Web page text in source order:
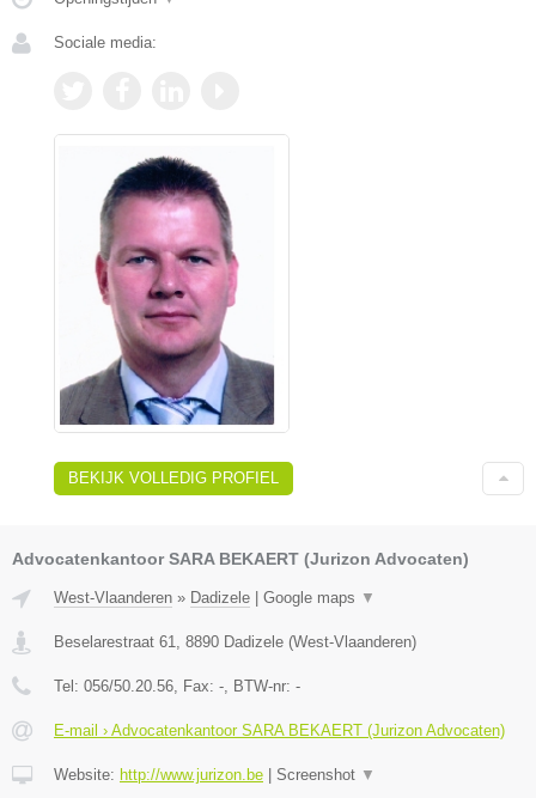
Sociale media:
BEKIJK VOLLEDIG PROFIEL
Advocatenkantoor SARA BEKAERT (Jurizon Advocaten)
West-Vlaanderen » Dadizele Google maps ▼
Beselarestraat 61 8890 Dadizele (West-Vlaanderen)
Tel: 056/50.20.56 , Fax: - , BTW-nr: -
E-mail › Advocatenkantoor SARA BEKAERT (Jurizon Advocaten)
Website: http://www.jurizon.be Screenshot ▼